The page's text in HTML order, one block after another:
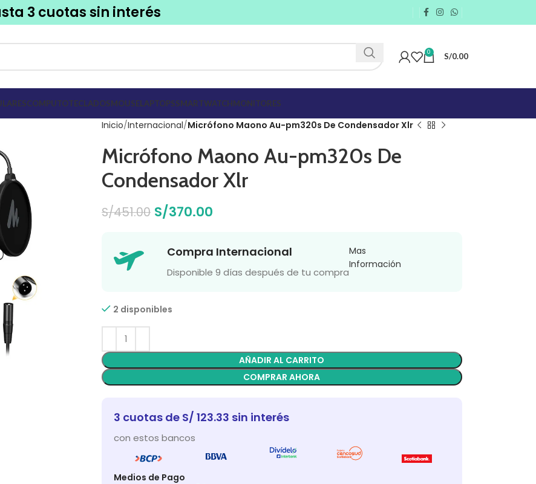
3 cuotas sin interés
0 S/0.00
COMPUTOTECLADOSMOUSELAPTOPSSMARTWATCHMONITORES
Inicio Internacional Micrófono Maono Au-pm320s De Condensador Xlr
Micrófono Maono Au-pm320s De
Condensador Xlr
S/451.00 S/370.00
Compra Internacional
Disponible 9 días después de tu compra
Mas
Información
2 disponibles
AÑADIR AL CARRITO
COMPRAR AHORA
3 cuotas de S/ 123.33 sin interés
con estos bancos
Medios de Pago